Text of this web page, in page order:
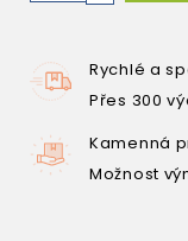
Rychlé a
Přes 300
Kamenná
Možnost